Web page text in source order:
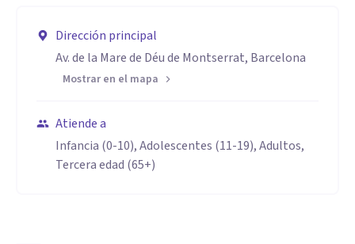
Dirección principal
Av. de la Mare de Déu de Montserrat, Barcelona
Mostrar en el mapa
Atiende a
Infancia (0-10), Adolescentes (11-19), Adultos,
Tercera edad (65+)